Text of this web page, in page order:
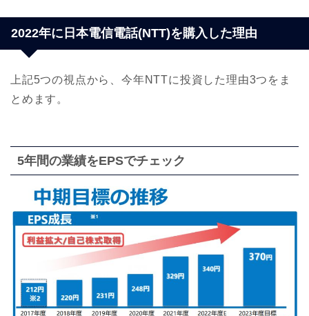
2022年に日本電信電話(NTT)を購入した理由
上記5つの視点から、今年NTTに投資した理由3つをま
とめます。
5年間の業績をEPSでチェック